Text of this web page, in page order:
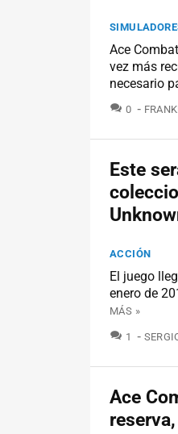
Ace
vez más
necesario
0
Este
ACCIÓN
El juego
enero de
MÁS »
1
Ace